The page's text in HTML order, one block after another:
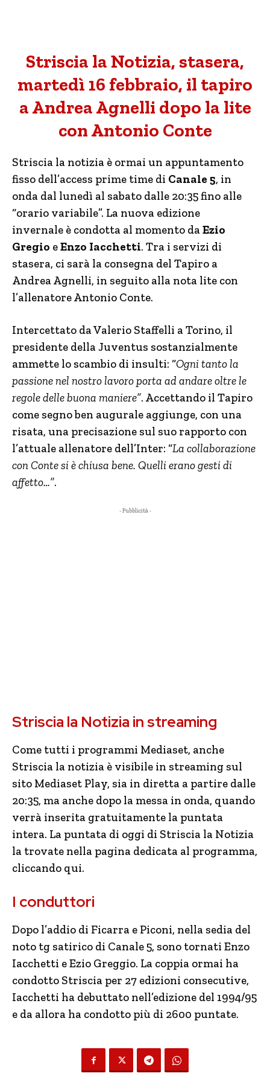
Striscia la Notizia, stasera,
martedì 16 febbraio, il tapiro
a Andrea Agnelli dopo la lite
con Antonio Conte
Striscia la notizia è ormai un appuntamento
fisso dell’access prime time di Canale 5, in
onda dal lunedì al sabato dalle 20:35 fino alle
“orario variabile”. La nuova edizione
invernale è condotta al momento daEzio
Gregio eEnzo Iacchetti. Tra i servizi di
stasera, ci sarà la consegna del Tapiro a
Andrea Agnelli, in seguito alla nota lite con
l’allenatore Antonio Conte.
Intercettato da Valerio Staffelli a Torino, il
presidente della Juventus sostanzialmente
ammette lo scambio di insulti: “Ogni tanto la
passione nel nostro lavoro porta ad andare oltre le
regole delle buona maniere”. Accettando il Tapiro
come segno ben augurale aggiunge, con una
risata, una precisazione sul suo rapporto con
l’attuale allenatore dell’Inter: “La collaborazione
con Conte si è chiusa bene. Quelli erano gesti di
affetto…”.
- Pubblicità -
Striscia la Notizia in streaming
Come tutti i programmi Mediaset, anche
Striscia la notizia è visibile in streaming sul
sito Mediaset Play, sia in diretta a partire dalle
20:35, ma anche dopo la messa in onda, quando
verrà inserita gratuitamente la puntata
intera. La puntata di oggi di Striscia la Notizia
la trovate nella pagina dedicata al programma,
cliccando qui.
I conduttori
Dopo l’addio di Ficarra e Piconi, nella sedia del
noto tg satirico di Canale 5, sono tornati Enzo
Iacchetti e Ezio Greggio. La coppia ormai ha
condotto Striscia per 27 edizioni consecutive,
Iacchetti ha debuttato nell’edizione del 1994/95
e da allora ha condotto più di 2600 puntate.